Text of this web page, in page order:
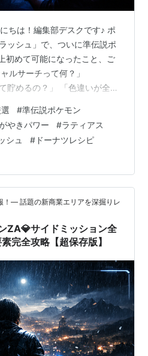
ちは！編集部デスクです♪ ポ
ッシュ」で、ついに準伝説ポ
初めて可能になったこと、ご
ルサーチって何？」
貯めるの？」 「色違いが全然
しょうか？ 実は、準伝説の色
対に押さえるべきポイントが
ケモンは全てブロックルーチ
し、DLCで追加された準伝
選ができるんです！ この記
の解…
#準伝説ポケモン
やきパワー #ラティアス
シュ # ドーナツレシピ
！— 話題の新商業エリアを深掘りレ
ZA💎サイドミッション全
完全攻略【超保存版】